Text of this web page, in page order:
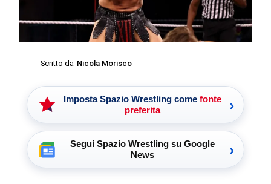
Scritto da Nicola Morisco
Imposta Spazio Wrestling come fonte
preferita
›
Segui Spazio Wrestling su Google
News
›